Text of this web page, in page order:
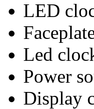
LED
Led
Power
Display